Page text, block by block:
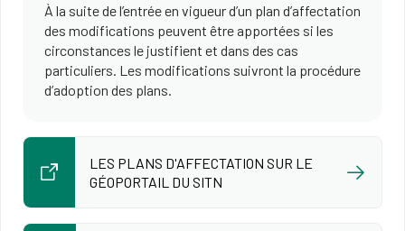
À la suite de l’entrée en vigueur d’un plan d’affectation
des modifications peuvent être apportées si les
circonstances le justifient et dans des cas
particuliers. Les modifications suivront la procédure
d’adoption des plans.
LES PLANS D'AFFECTATION SUR LE
GÉOPORTAIL DU SITN